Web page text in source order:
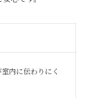
内に伝わりにく